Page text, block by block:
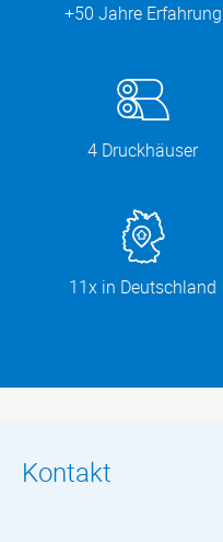
+50 Jahre Erfahrung
4 Druckhäuser
11x in Deutschland
Kontakt